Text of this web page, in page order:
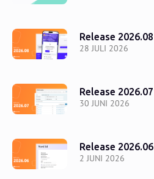
28 JULI 2026
Release 2026.08
30 JUNI 2026
Release 2026.07
2 JUNI 2026
Release 2026.06